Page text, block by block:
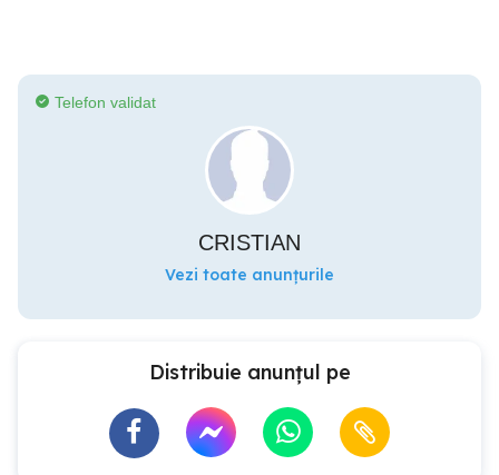
Telefon validat
CRISTIAN
Vezi toate anunțurile
Distribuie anunțul pe